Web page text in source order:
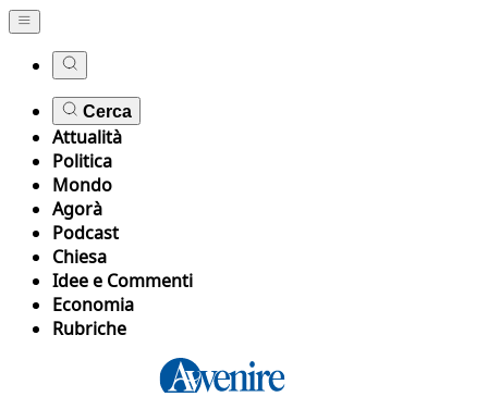
Cerca
Attualità
Politica
Mondo
Agorà
Podcast
Chiesa
Idee e Commenti
Economia
Rubriche